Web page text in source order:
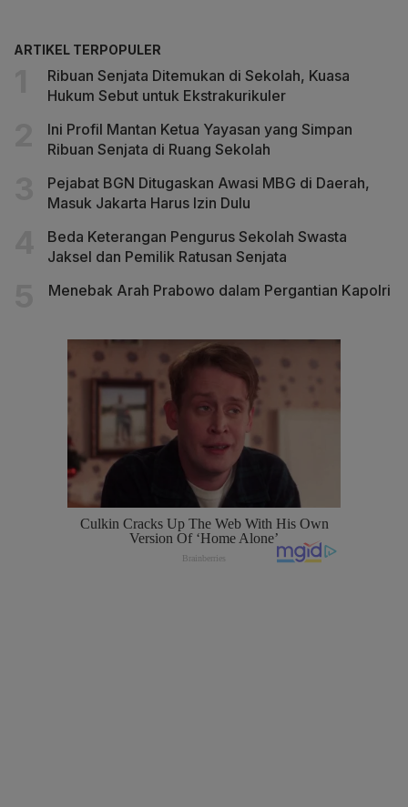
ARTIKEL TERPOPULER
Ribuan Senjata Ditemukan di Sekolah, Kuasa
Hukum Sebut untuk Ekstrakurikuler
Ini Profil Mantan Ketua Yayasan yang Simpan
Ribuan Senjata di Ruang Sekolah
Pejabat BGN Ditugaskan Awasi MBG di Daerah,
Masuk Jakarta Harus Izin Dulu
Beda Keterangan Pengurus Sekolah Swasta
Jaksel dan Pemilik Ratusan Senjata
Menebak Arah Prabowo dalam Pergantian Kapolri